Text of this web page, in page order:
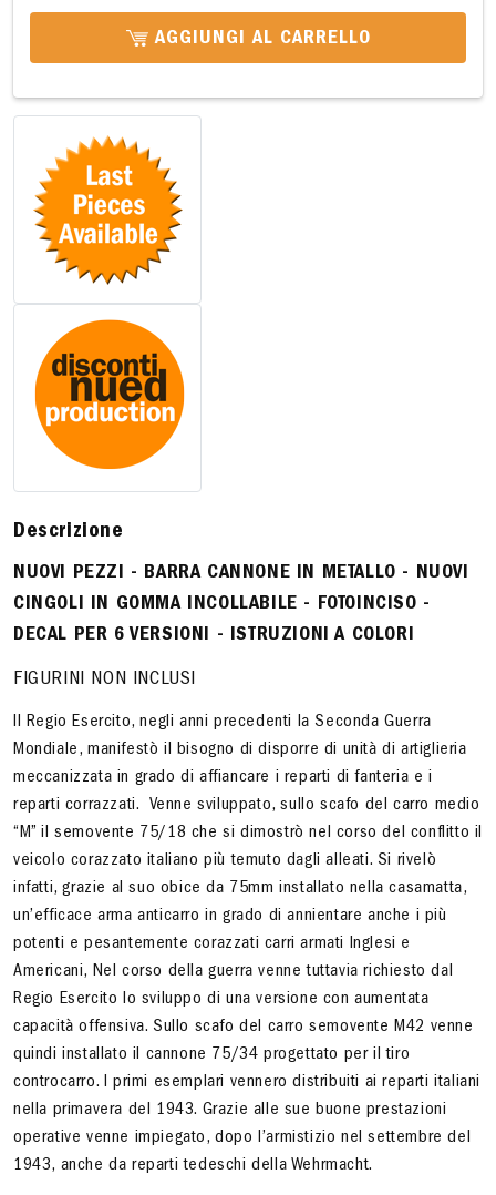
AGGIUNGI AL CARRELLO
Descrizione
NUOVI PEZZI - BARRA CANNONE IN METALLO - NUOVI
CINGOLI IN GOMMA INCOLLABILE - FOTOINCISO -
DECAL PER 6 VERSIONI - ISTRUZIONI A COLORI
FIGURINI NON INCLUSI
Il Regio Esercito, negli anni precedenti la Seconda Guerra
Mondiale, manifestò il bisogno di disporre di unità di artiglieria
meccanizzata in grado di affiancare i reparti di fanteria e i
reparti corrazzati. Venne sviluppato, sullo scafo del carro medio
“M” il semovente 75/18 che si dimostrò nel corso del conflitto il
veicolo corazzato italiano più temuto dagli alleati. Si rivelò
infatti, grazie al suo obice da 75mm installato nella casamatta,
un’efficace arma anticarro in grado di annientare anche i più
potenti e pesantemente corazzati carri armati Inglesi e
Americani, Nel corso della guerra venne tuttavia richiesto dal
Regio Esercito lo sviluppo di una versione con aumentata
capacità offensiva. Sullo scafo del carro semovente M42 venne
quindi installato il cannone 75/34 progettato per il tiro
controcarro. I primi esemplari vennero distribuiti ai reparti italiani
nella primavera del 1943. Grazie alle sue buone prestazioni
operative venne impiegato, dopo l’armistizio nel settembre del
1943, anche da reparti tedeschi della Wehrmacht.